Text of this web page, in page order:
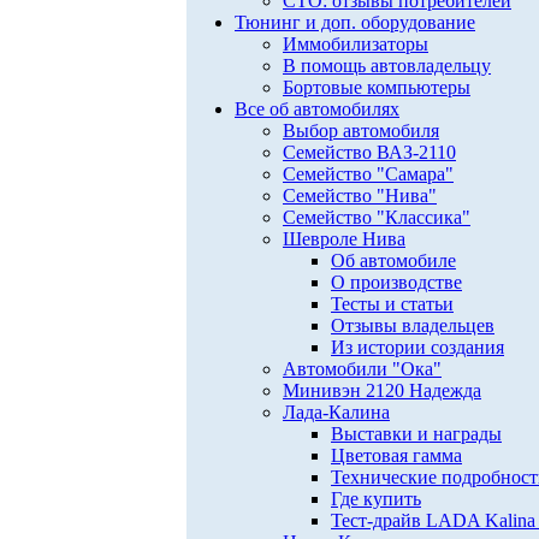
Тюнинг и доп. оборудование
Иммобилизаторы
В помощь автовладельцу
Бортовые компьютеры
Все об автомобилях
Выбор автомобиля
Семейство ВАЗ-2110
Семейство "Самара"
Семейство "Нива"
Семейство "Классика"
Шевроле Нива
Об автомобиле
О производстве
Тесты и статьи
Отзывы владельцев
Из истории создания
Автомобили "Ока"
Минивэн 2120 Надежда
Лада-Калина
Выставки и награды
Цветовая гамма
Технические
Где купить
Тест-драйв LADA Kalina